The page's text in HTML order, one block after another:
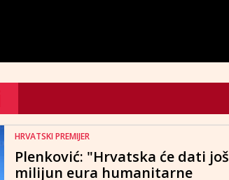
HRVATSKI PREMIJER
Plenković: "Hrvatska će dati još
milijun eura humanitarne